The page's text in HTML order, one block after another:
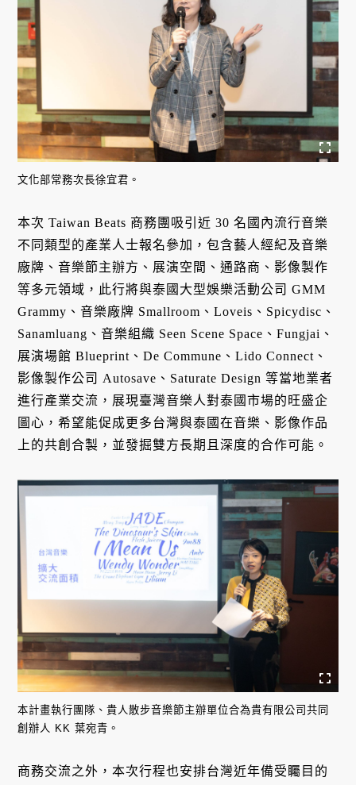
文化部常務次長徐宜君。
本次 Taiwan Beats 商務團吸引近 30 名國內流行音樂
不同類型的產業人士報名參加，包含藝人經紀及音樂
廠牌、音樂節主辦方、展演空間、通路商、影像製作
等多元領域，此行將與泰國大型娛樂活動公司 GMM
Grammy、音樂廠牌 Smallroom、Loveis、Spicydisc、
Sanamluang、音樂組織 Seen Scene Space、Fungjai、
展演場館 Blueprint、De Commune、Lido Connect、
影像製作公司 Autosave、Saturate Design 等當地業者
進行產業交流，展現臺灣音樂人對泰國市場的旺盛企
圖心，希望能促成更多台灣與泰國在音樂、影像作品
上的共創合製，並發掘雙方長期且深度的合作可能。
本計畫執行團隊、貴人散步音樂節主辦單位合為貴有限公司共同
創辦人 KK 葉宛青。
商務交流之外，本次行程也安排台灣近年備受矚目的